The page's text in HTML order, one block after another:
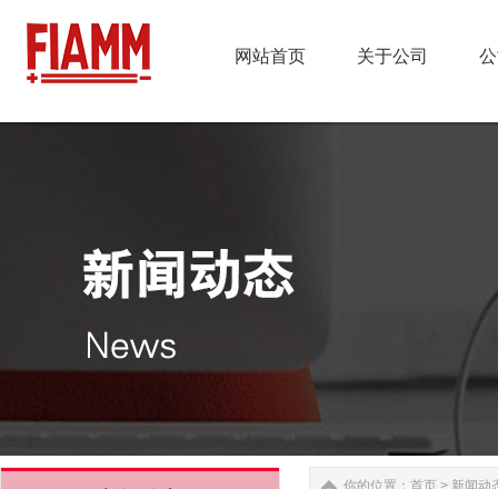
网站首页 关于公司
你的位置： 首页 > 新闻动